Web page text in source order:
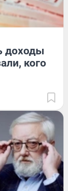
доходы
кого